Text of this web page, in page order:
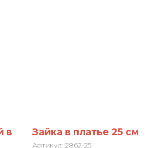
в
Зайка в платье 25 см
Артикул: 2862-25